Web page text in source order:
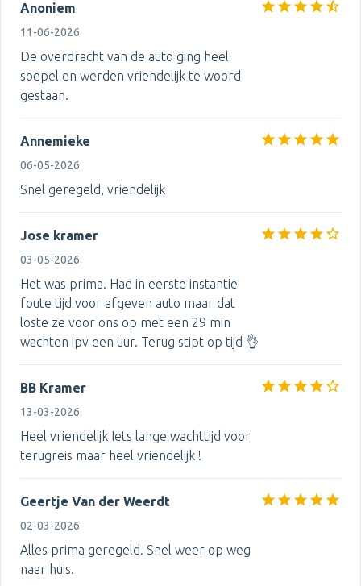
Anoniem
11-06-2026
De overdracht van de auto ging heel
soepel en werden vriendelijk te woord
gestaan.
Annemieke
06-05-2026
Snel geregeld, vriendelijk
Jose kramer
03-05-2026
Het was prima. Had in eerste instantie
foute tijd voor afgeven auto maar dat
loste ze voor ons op met een 29 min
wachten ipv een uur. Terug stipt op tijd 👌
BB Kramer
13-03-2026
Heel vriendelijk Iets lange wachttijd voor
terugreis maar heel vriendelijk !
Geertje Van der Weerdt
02-03-2026
Alles prima geregeld. Snel weer op weg
naar huis.